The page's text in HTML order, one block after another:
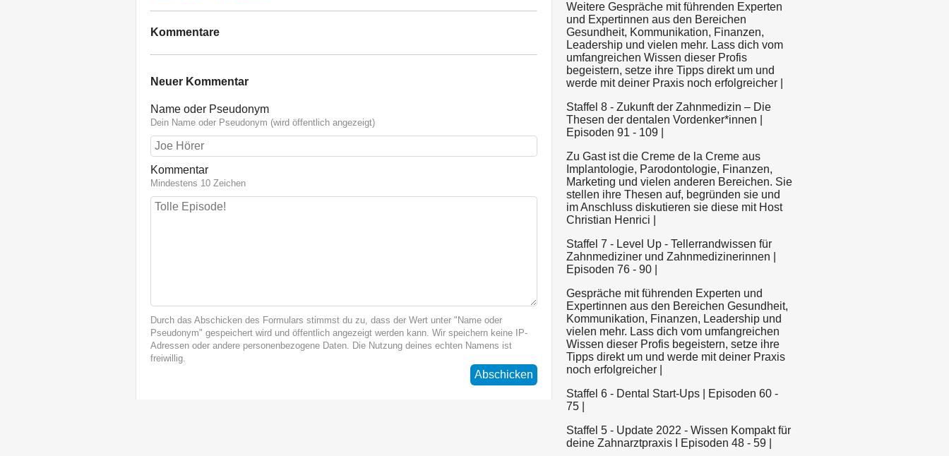
Kommentare
Neuer Kommentar
Name oder Pseudonym
Dein Name oder Pseudonym (wird öffentlich angezeigt)
Kommentar
Mindestens 10 Zeichen
Durch das Abschicken des Formulars stimmst du zu, dass der Wert unter "Name oder
Pseudonym" gespeichert wird und öffentlich angezeigt werden kann. Wir speichern keine IP-
Adressen oder andere personenbezogene Daten. Die Nutzung deines echten Namens ist
freiwillig.
Abschicken
Weitere Gespräche mit führenden Experten
und Expertinnen aus den Bereichen
Gesundheit, Kommunikation, Finanzen,
Leadership und vielen mehr. Lass dich vom
umfangreichen Wissen dieser Profis
begeistern, setze ihre Tipps direkt um und
werde mit deiner Praxis noch erfolgreicher |
Staffel 8 - Zukunft der Zahnmedizin – Die
Thesen der dentalen Vordenker*innen |
Episoden 91 - 109 |
Zu Gast ist die Creme de la Creme aus
Implantologie, Parodontologie, Finanzen,
Marketing und vielen anderen Bereichen. Sie
stellen ihre Thesen auf, begründen sie und
im Anschluss diskutieren sie diese mit Host
Christian Henrici |
Staffel 7 - Level Up - Tellerrandwissen für
Zahnmediziner und Zahnmedizinerinnen |
Episoden 76 - 90 |
Gespräche mit führenden Experten und
Expertinnen aus den Bereichen Gesundheit,
Kommunikation, Finanzen, Leadership und
vielen mehr. Lass dich vom umfangreichen
Wissen dieser Profis begeistern, setze ihre
Tipps direkt um und werde mit deiner Praxis
noch erfolgreicher |
Staffel 6 - Dental Start-Ups | Episoden 60 -
75 |
Staffel 5 - Update 2022 - Wissen Kompakt für
deine Zahnarztpraxis I Episoden 48 - 59 |